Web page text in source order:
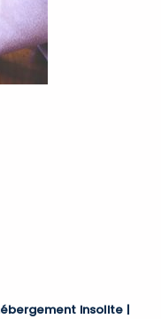
insolite |